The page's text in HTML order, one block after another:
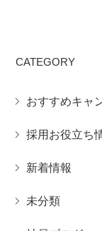
（12月1
CATEGORY
おすすめキャ
採用お役立ち
新着情報
未分類